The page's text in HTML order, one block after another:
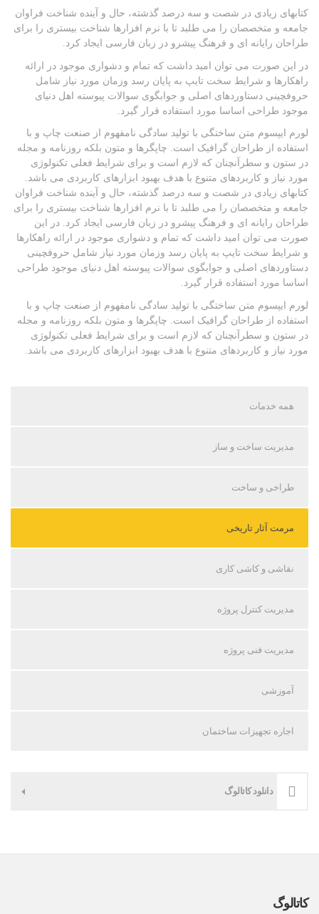
کتابهای زیادی در شصت و سه درصد گذشته، حال و آینده شناخت فراوان
جامعه و متخصصان را می طلبد تا با نرم افزارها شناخت بیستری را برای
طراحان رایانه ای و فرهنگ پیشرو در زبان فارسی ایجاد کرد.
در این صورت می توان امید داشت که تمام و دشواری موجود در ارائه
راهکارها و شرایط سخت تایپ به پایان رسد وزمان مورد نیاز شامل
حروفچینی دستاوردهای اصلی و جوابگوی سوالات پیوسته اهل دنیای
موجود طراحی اساسا مورد استفاده قرار گیرد.
لورم ایپسوم متن ساختگی با تولید سادگی نامفهوم از صنعت چاپ و با
استفاده از طراحان گرافیک است. چاپگرها و متون بلکه روزنامه و مجله
در ستون و سطرآنچنان که لازم است و برای شرایط فعلی تکنولوژی
مورد نیاز و کاربردهای متنوع با هدف بهبود ابزارهای کاربردی می باشد.
کتابهای زیادی در شصت و سه درصد گذشته، حال و آینده شناخت فراوان
جامعه و متخصصان را می طلبد تا با نرم افزارها شناخت بیستری را برای
طراحان رایانه ای و فرهنگ پیشرو در زبان فارسی ایجاد کرد. در این
صورت می توان امید داشت که تمام و دشواری موجود در ارائه راهکارها
و شرایط سخت تایپ به پایان رسد وزمان مورد نیاز شامل حروفچینی
دستاوردهای اصلی و جوابگوی سوالات پیوسته اهل دنیای موجود طراحی
اساسا مورد استفاده قرار گیرد.
لورم ایپسوم متن ساختگی با تولید سادگی نامفهوم از صنعت چاپ و با
استفاده از طراحان گرافیک است. چاپگرها و متون بلکه روزنامه و مجله
در ستون و سطرآنچنان که لازم است و برای شرایط فعلی تکنولوژی
مورد نیاز و کاربردهای متنوع با هدف بهبود ابزارهای کاربردی می باشد.
همه خدمات
مدیریت ساخت و ساز
طراخی و ساخت
مرمت آثار تاریخی
نقاشی و کاشی کاری
مدیریت کنترل پروژه
مدیریت فنی پروژه
آموزشی
اجاره تجهیزات ساختمان
دانلود کاتالوگ
کاتالوگ